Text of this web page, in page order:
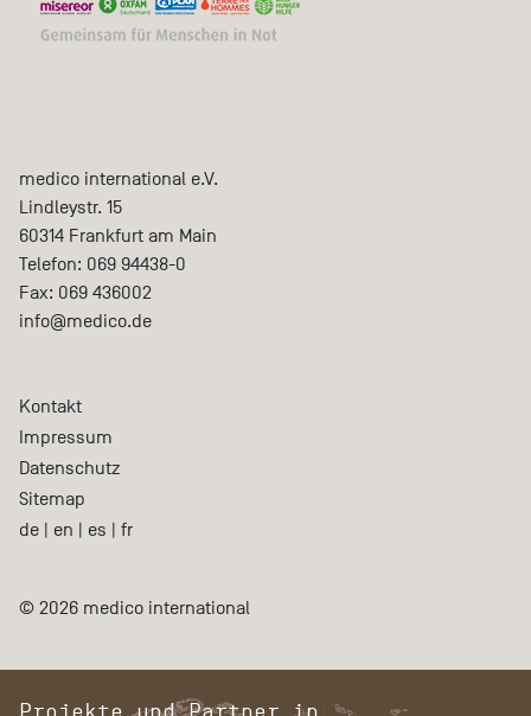
medico international e.V.
Lindleystr. 15
60314 Frankfurt am Main
Telefon: 069 94438-0
Fax: 069 436002
info@medico.de
Kontakt
Impressum
Datenschutz
Sitemap
de | en | es | fr
© 2026 medico international
Projekte und Partner in